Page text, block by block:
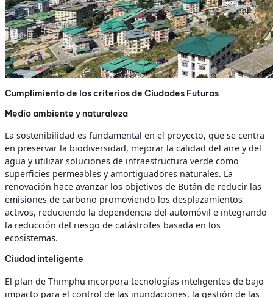
Cumplimiento de los criterios de Ciudades Futuras
Medio ambiente y naturaleza
La sostenibilidad es fundamental en el proyecto, que se centra
en preservar la biodiversidad, mejorar la calidad del aire y del
agua y utilizar soluciones de infraestructura verde como
superficies permeables y amortiguadores naturales. La
renovación hace avanzar los objetivos de Bután de reducir las
emisiones de carbono promoviendo los desplazamientos
activos, reduciendo la dependencia del automóvil e integrando
la reducción del riesgo de catástrofes basada en los
ecosistemas.
Ciudad inteligente
El plan de Thimphu incorpora tecnologías inteligentes de bajo
impacto para el control de las inundaciones, la gestión de las